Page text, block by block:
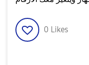
0 Likes